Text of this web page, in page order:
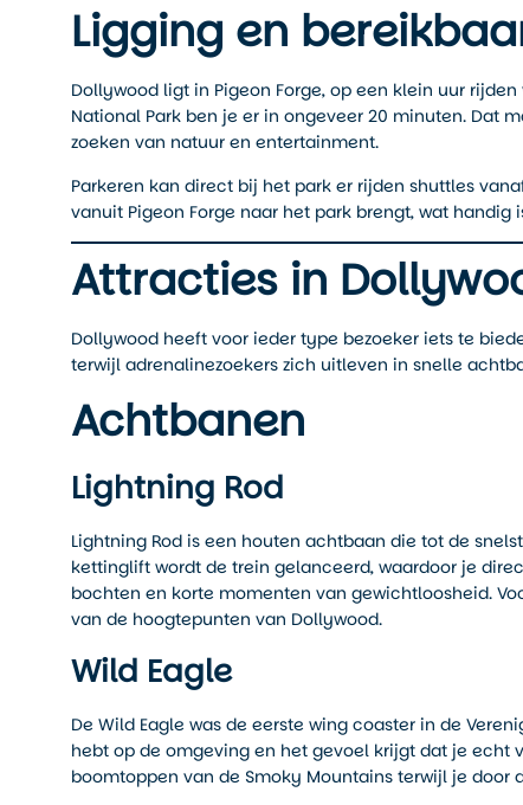
Ligging en
Dollywood ligt in Pigeon Forge, op een klein uur
National Park ben je er in ongeveer 20 minuten. Dat
zoeken van natuur en entertainment.
Parkeren kan direct bij het park er rijden shuttles
vanuit Pigeon Forge naar het park brengt, wat handig
Attracties in
Dollywood heeft voor ieder type bezoeker iets te
terwijl adrenalinezoekers zich uitleven in snelle
Achtbanen
Lightning Rod
Lightning Rod is een houten achtbaan die tot de
kettinglift wordt de trein gelanceerd, waardoor je
bochten en korte momenten van gewichtloosheid.
van de hoogtepunten van Dollywood.
Wild Eagle
De Wild Eagle was de eerste wing coaster in de
hebt op de omgeving en het gevoel krijgt dat je echt
boomtoppen van de Smoky Mountains terwijl je door